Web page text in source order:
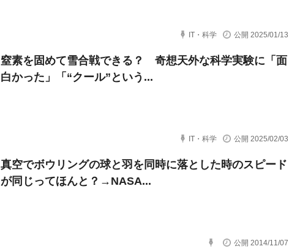
IT・科学 公開 2025/01/13
窒素を固めて雪合戦できる？ 奇想天外な科学実験に「面
白かった」「“クール”という...
IT・科学 公開 2025/02/03
真空でボウリングの球と羽を同時に落とした時のスピード
が同じってほんと？→NASA...
公開 2014/11/07